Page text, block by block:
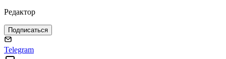
Редактор
Подписаться
Telegram